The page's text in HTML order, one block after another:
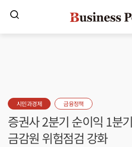
시민과경제 금융정책
증권사 2분기 순이익 1분
금감원 위험점검 강화